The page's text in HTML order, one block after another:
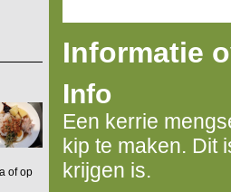
of op
Informatie
Info
Een kerrie
kip te maken. Dit
krijgen is.